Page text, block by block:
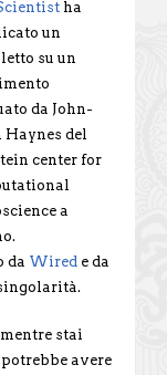
ha
un
su un
da John-
Haynes del
center for
a
da Wired e da
stai
avere